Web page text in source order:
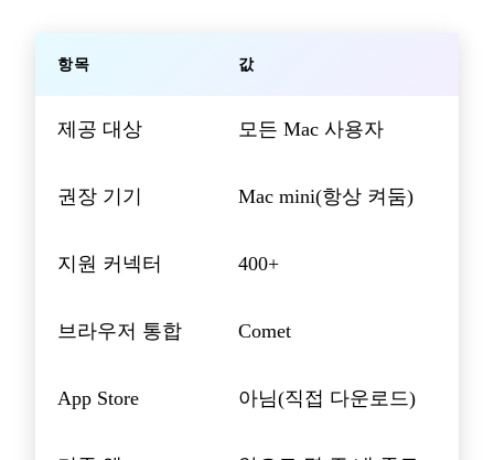
항목 값
제공 대상 모든 Mac 사용자
권장 기기 Mac mini(항상 켜둠)
지원 커넥터 400+
브라우저 통합 Comet
App Store 아님(직접 다운로드)